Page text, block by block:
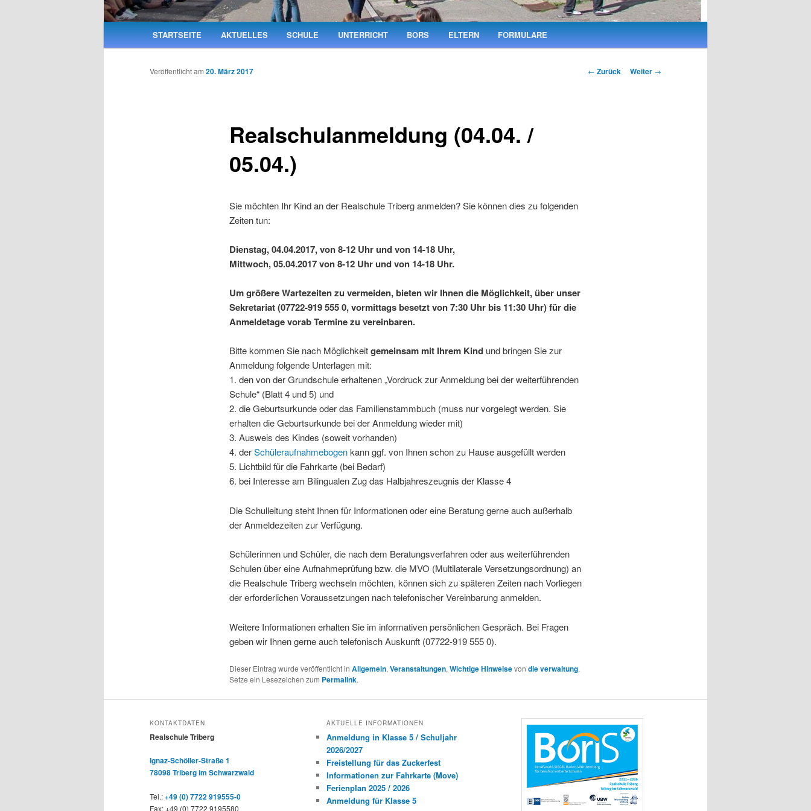
Hauptmenü STARTSEITE AKTUELLES SCHULE UNTERRICHT BORS ELTERN FORMULARE
Beitrags-
← Zurück Weiter →
Realschulanmeldung (04.04. /
05.04.)
Veröffentlicht am 20. März 2017
Sie möchten Ihr Kind an der Realschule Triberg anmelden? Sie können dies zu folgenden
Zeiten tun:
Dienstag, 04.04.2017, von 8-12 Uhr und von 14-18 Uhr,
Mittwoch, 05.04.2017 von 8-12 Uhr und von 14-18 Uhr.
Um größere Wartezeiten zu vermeiden, bieten wir Ihnen die Möglichkeit, über unser
Sekretariat (07722-919 555 0, vormittags besetzt von 7:30 Uhr bis 11:30 Uhr) für die
Anmeldetage vorab Termine zu vereinbaren.
Bitte kommen Sie nach Möglichkeitgemeinsam mit Ihrem Kind und bringen Sie zur
Anmeldung folgende Unterlagen mit:
1. den von der Grundschule erhaltenen „Vordruck zur Anmeldung bei der weiterführenden
Schule“ (Blatt 4 und 5) und
2. die Geburtsurkunde oder das Familienstammbuch (muss nur vorgelegt werden. Sie
erhalten die Geburtsurkunde bei der Anmeldung wieder mit)
3. Ausweis des Kindes (soweit vorhanden)
4. derSchüleraufnahmebogenkann ggf. von Ihnen schon zu Hause ausgefüllt werden
5. Lichtbild für die Fahrkarte (bei Bedarf)
6. bei Interesse am Bilingualen Zug das Halbjahreszeugnis der Klasse 4
Die Schulleitung steht Ihnen für Informationen oder eine Beratung gerne auch außerhalb
der Anmeldezeiten zur Verfügung.
Schülerinnen und Schüler, die nach dem Beratungsverfahren oder aus weiterführenden
Schulen über eine Aufnahmeprüfung bzw. die MVO (Multilaterale Versetzungsordnung) an
die Realschule Triberg wechseln möchten, können sich zu späteren Zeiten nach Vorliegen
der erforderlichen Voraussetzungen nach telefonischer Vereinbarung anmelden.
Weitere Informationen erhalten Sie im informativen persönlichen Gespräch. Bei Fragen
geben wir Ihnen gerne auch telefonisch Auskunft (07722-919 555 0).
Dieser Eintrag wurde veröffentlicht in Allgemein, Veranstaltungen, Wichtige Hinweisevon die verwaltung.
Setze ein Lesezeichen zum Permalink.
KONTAKTDATEN
Realschule Triberg
Ignaz-Schöller-Straße 1
78098 Triberg im Schwarzwald
Tel.:+49 (0) 7722 919555-0
Fax: +49 (0) 7722 9195580
AKTUELLE INFORMATIONEN
Anmeldung in Klasse 5 / Schuljahr
2026/2027
Freistellung für das Zuckerfest
Informationen zur Fahrkarte (Move)
Ferienplan 2025 / 2026
Anmeldung für Klasse 5